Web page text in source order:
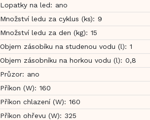
Lopatky na led: ano
Množství ledu za cyklus (ks): 9
Množství ledu za den (kg): 15
Objem zásobíku na studenou vodu (l): 1
Objem zásobníku na horkou vodu (l): 0,8
Průzor: ano
Příkon (W): 160
Příkon chlazení (W): 160
Příkon ohřevu (W): 325